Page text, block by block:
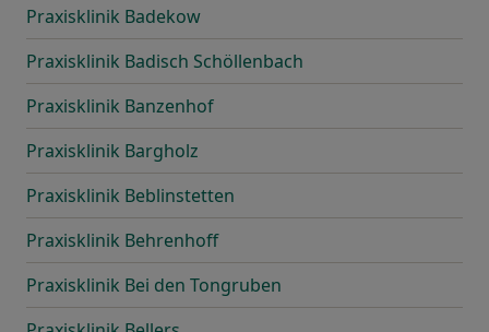
Praxisklinik Badekow
Praxisklinik Badisch Schöllenbach
Praxisklinik Banzenhof
Praxisklinik Bargholz
Praxisklinik Beblinstetten
Praxisklinik Behrenhoff
Praxisklinik Bei den Tongruben